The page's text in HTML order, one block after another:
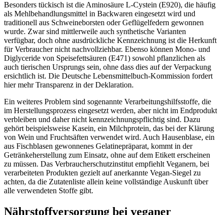
Besonders tückisch ist die Aminosäure L-Cystein (E920), die häufig
als Mehlbehandlungsmittel in Backwaren eingesetzt wird und
traditionell aus Schweineborsten oder Geflügelfedern gewonnen
wurde. Zwar sind mittlerweile auch synthetische Varianten
verfügbar, doch ohne ausdrückliche Kennzeichnung ist die Herkunft
für Verbraucher nicht nachvollziehbar. Ebenso können Mono- und
Diglyceride von Speisefettsäuren (E471) sowohl pflanzlichen als
auch tierischen Ursprungs sein, ohne dass dies auf der Verpackung
ersichtlich ist. Die Deutsche Lebensmittelbuch-Kommission fordert
hier mehr Transparenz in der Deklaration.
Ein weiteres Problem sind sogenannte Verarbeitungshilfsstoffe, die
im Herstellungsprozess eingesetzt werden, aber nicht im Endprodukt
verbleiben und daher nicht kennzeichnungspflichtig sind. Dazu
gehört beispielsweise Kasein, ein Milchprotein, das bei der Klärung
von Wein und Fruchtsäften verwendet wird. Auch Hausenblase, ein
aus Fischblasen gewonnenes Gelatinepräparat, kommt in der
Getränkeherstellung zum Einsatz, ohne auf dem Etikett erscheinen
zu müssen. Das Verbraucherschutzinstitut empfiehlt Veganern, bei
verarbeiteten Produkten gezielt auf anerkannte Vegan-Siegel zu
achten, da die Zutatenliste allein keine vollständige Auskunft über
alle verwendeten Stoffe gibt.
Nährstoffversorgung bei veganer